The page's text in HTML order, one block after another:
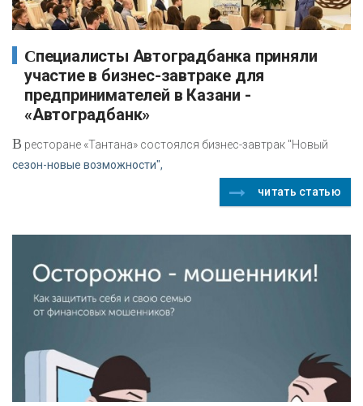
Специалисты Автоградбанка приняли
участие в бизнес-завтраке для
предпринимателей в Казани -
«Автоградбанк»
В ресторане «Тантана» состоялся бизнес-завтрак "Новый
сезон-новые возможности",
читать статью